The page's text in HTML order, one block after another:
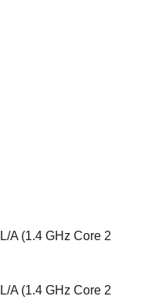
A (1.4 GHz Core 2
A (1.4 GHz Core 2